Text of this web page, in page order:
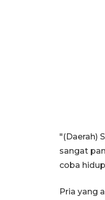
"(Daerah)
sangat
coba
Pria yang